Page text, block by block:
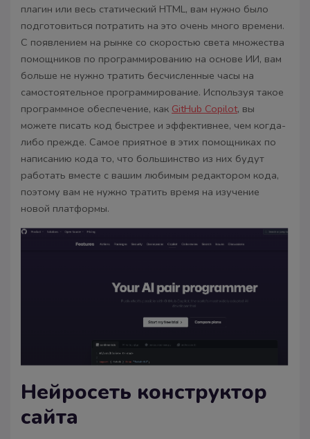
плагин или весь статический HTML, вам нужно было
подготовиться потратить на это очень много времени.
С появлением на рынке со скоростью света множества
помощников по программированию на основе ИИ, вам
больше не нужно тратить бесчисленные часы на
самостоятельное программирование. Используя такое
программное обеспечение, как GitHub Copilot, вы
можете писать код быстрее и эффективнее, чем когда-
либо прежде. Самое приятное в этих помощниках по
написанию кода то, что большинство из них будут
работать вместе с вашим любимым редактором кода,
поэтому вам не нужно тратить время на изучение
новой платформы.
Нейросеть конструктор
сайта